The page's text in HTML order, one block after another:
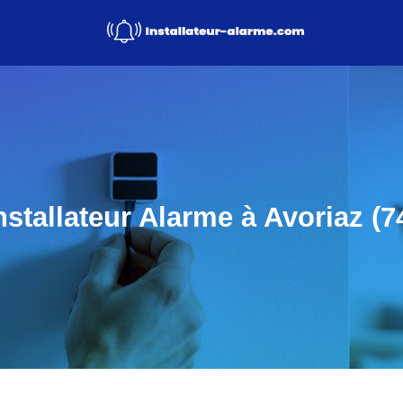
Alarme à Avoriaz